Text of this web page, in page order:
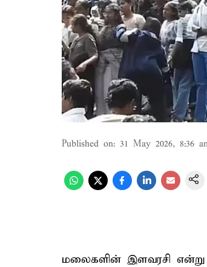
Published on: 31 May 2026, 8:36
மலைகளின் இளவரசி